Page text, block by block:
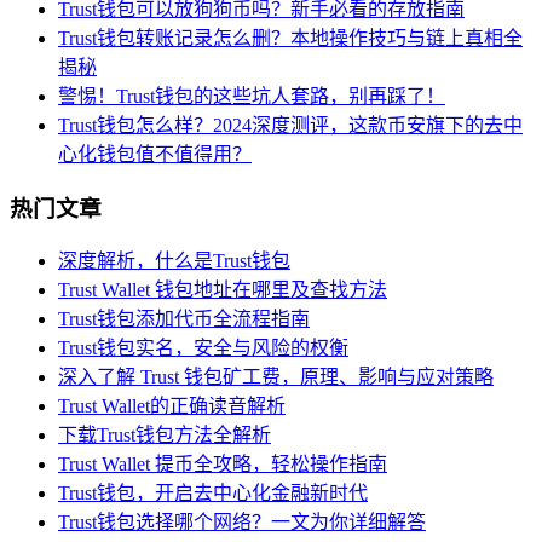
Trust钱包可以放狗狗币吗？新手必看的存放指南
Trust钱包转账记录怎么删？本地操作技巧与链上真相全
揭秘
警惕！Trust钱包的这些坑人套路，别再踩了！
Trust钱包怎么样？2024深度测评，这款币安旗下的去中
心化钱包值不值得用？
热门文章
深度解析，什么是Trust钱包
Trust Wallet 钱包地址在哪里及查找方法
Trust钱包添加代币全流程指南
Trust钱包实名，安全与风险的权衡
深入了解 Trust 钱包矿工费，原理、影响与应对策略
Trust Wallet的正确读音解析
下载Trust钱包方法全解析
Trust Wallet 提币全攻略，轻松操作指南
Trust钱包，开启去中心化金融新时代
Trust钱包选择哪个网络？一文为你详细解答